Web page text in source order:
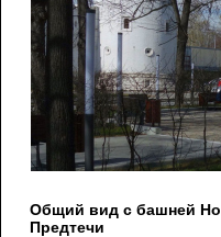
Общий вид с башней
Предтечи